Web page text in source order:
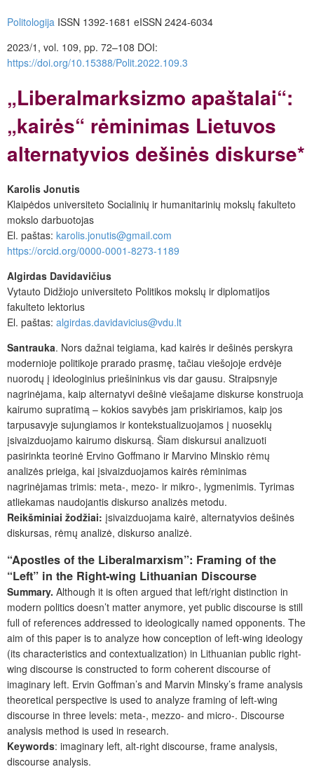
Politologija ISSN 1392-1681 eISSN 2424-6034
2023/1, vol. 109, pp. 72–108 DOI:
https://doi.org/10.15388/Polit.2022.109.3
„Liberalmarksizmo apaštalai“:
„kairės“ rėminimas Lietuvos
alternatyvios dešinės diskurse*
Karolis Jonutis
Klaipėdos universiteto Socialinių ir humanitarinių mokslų fakulteto
mokslo darbuotojas
El. paštas: karolis.jonutis@gmail.com
https://orcid.org/0000-0001-8273-1189
Algirdas Davidavičius
Vytauto Didžiojo universiteto Politikos mokslų ir diplomatijos
fakulteto lektorius
El. paštas: algirdas.davidavicius@vdu.lt
Santrauka. Nors dažnai teigiama, kad kairės ir dešinės perskyra
modernioje politikoje prarado prasmę, tačiau viešojoje erdvėje
nuorodų į ideologinius priešininkus vis dar gausu. Straipsnyje
nagrinėjama, kaip alternatyvi dešinė viešajame diskurse konstruoja
kairumo supratimą – kokios savybės jam priskiriamos, kaip jos
tarpusavyje sujungiamos ir kontekstualizuojamos į nuoseklų
įsivaizduojamo kairumo diskursą. Šiam diskursui analizuoti
pasirinkta teorinė Ervino Goffmano ir Marvino Minskio rėmų
analizės prieiga, kai įsivaizduojamos kairės rėminimas
nagrinėjamas trimis: meta-, mezo- ir mikro-, lygmenimis. Tyrimas
atliekamas naudojantis diskurso analizės metodu.
Reikšminiai žodžiai: įsivaizduojama kairė, alternatyvios dešinės
diskursas, rėmų analizė, diskurso analizė.
“Apostles of the Liberalmarxism”: Framing of the
“Left” in the Right-wing Lithuanian Discourse
Summary. Although it is often argued that left/right distinction in
modern politics doesn’t matter anymore, yet public discourse is still
full of references addressed to ideologically named opponents. The
aim of this paper is to analyze how conception of left-wing ideology
(its characteristics and contextualization) in Lithuanian public right-
wing discourse is constructed to form coherent discourse of
imaginary left. Ervin Goffman’s and Marvin Minsky’s frame analysis
theoretical perspective is used to analyze framing of left-wing
discourse in three levels: meta-, mezzo- and micro-. Discourse
analysis method is used in research.
Keywords: imaginary left, alt-right discourse, frame analysis,
discourse analysis.